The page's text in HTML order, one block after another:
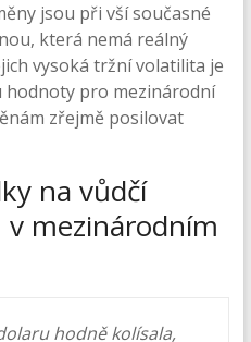
jsou při vší současné
která nemá reálný
vysoká tržní volatilita je
pro mezinárodní
zřejmě posilovat
na vůdčí
mezinárodním
hodně kolísala,